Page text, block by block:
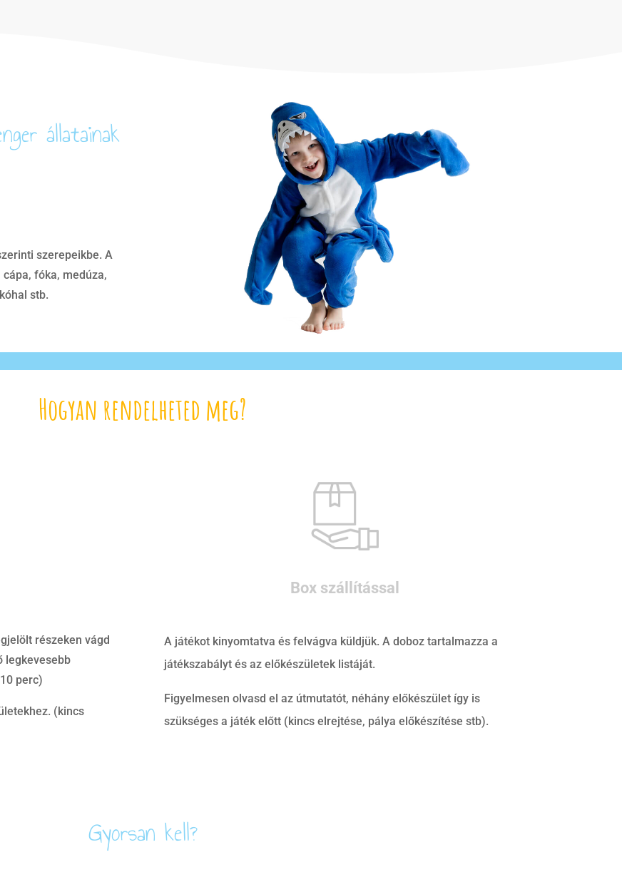
állatainak
szerepeikbe. A
fóka, medúza,
stb.
Hogyan rendelheted meg?
részeken vágd
legkevesebb
perc)
(kincs
Box szállítással
A játékot kinyomtatva és felvágva küldjük. A doboz tartalmazza a
játékszabályt és az előkészületek listáját.
Figyelmesen olvasd el az útmutatót, néhány előkészület így is
szükséges a játék előtt (kincs elrejtése, pálya előkészítése stb).
Gyorsan kell?